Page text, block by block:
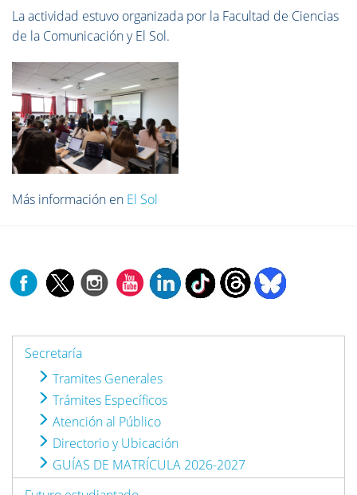
La actividad estuvo organizada por la Facultad de Ciencias
de la Comunicación y El Sol.
Más información en El Sol
Secretaría
Tramites Generales
Trámites Específicos
Atención al Público
Directorio y Ubicación
GUÍAS DE MATRÍCULA 2026-2027